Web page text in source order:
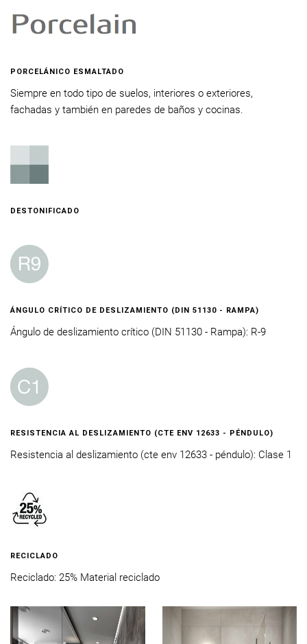
PORCELÁNICO ESMALTADO
Siempre en todo tipo de suelos, interiores o exteriores,
fachadas y también en paredes de baños y cocinas.
DESTONIFICADO
ÁNGULO CRÍTICO DE DESLIZAMIENTO (DIN 51130 - RAMPA)
Ángulo de deslizamiento crítico (DIN 51130 - Rampa): R-9
RESISTENCIA AL DESLIZAMIENTO (CTE ENV 12633 - PÉNDULO)
Resistencia al deslizamiento (cte env 12633 - péndulo): Clase 1
RECICLADO
Reciclado: 25% Material reciclado